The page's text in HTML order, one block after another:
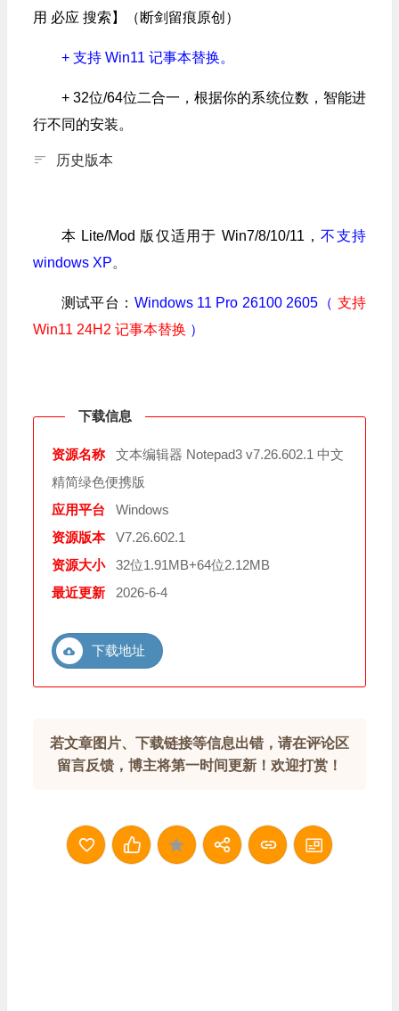
用 必应 搜索】（断剑留痕原创）
+ 支持 Win11 记事本替换。
+ 32位/64位二合一，根据你的系统位数，智能进
行不同的安装。
历史版本
本 Lite/Mod 版仅适用于 Win7/8/10/11，不支持
windows XP。
测试平台： Windows 11 Pro 26100 2605（ 支持
Win11 24H2 记事本替换 ）
下载信息
资源名称
文本编辑器 Notepad3 v7.26.602.1 中文
精简绿色便携版
应用平台
Windows
资源版本
V7.26.602.1
资源大小
32位1.91MB+64位2.12MB
最近更新
2026-6-4
下载地址
若文章图片、下载链接等信息出错，请在评论区
留言反馈，博主将第一时间更新！欢迎打赏！